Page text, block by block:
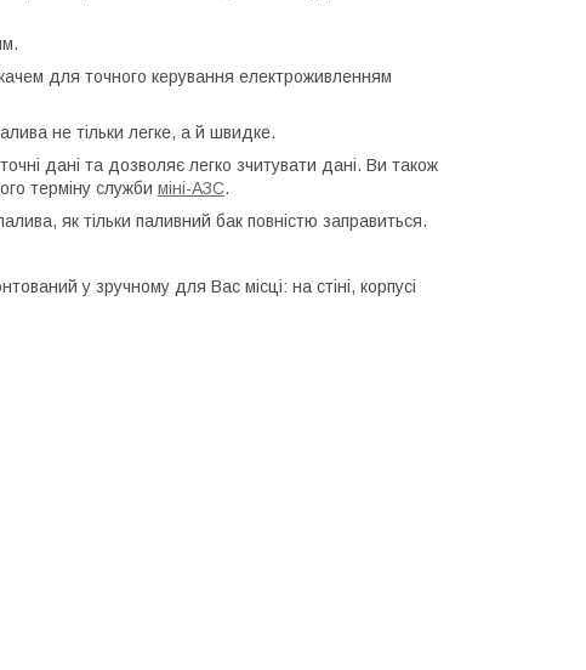
для точного керування електроживленням
не тільки легке, а й швидке.
дані та дозволяє легко зчитувати дані. Ви також
терміну служби міні-АЗС.
як тільки паливний бак повністю заправиться.
у зручному для Вас місці: на стіні, корпусі